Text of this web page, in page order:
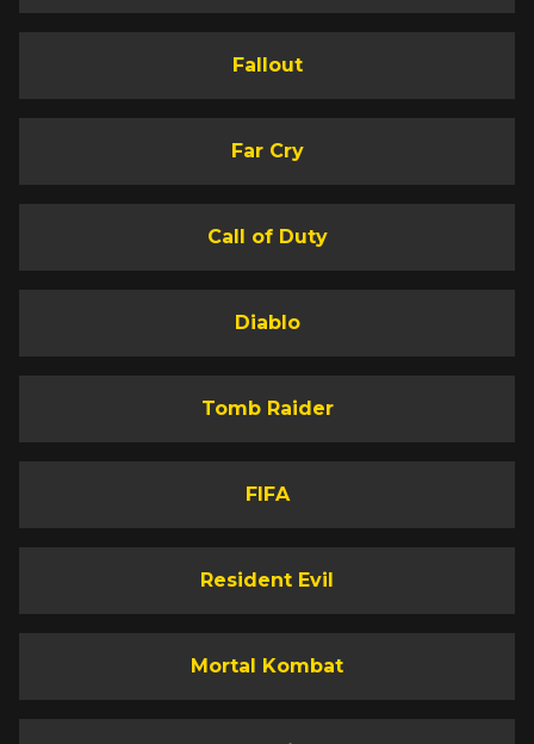
Fallout
Far Cry
Call of Duty
Diablo
Tomb Raider
FIFA
Resident Evil
Mortal Kombat